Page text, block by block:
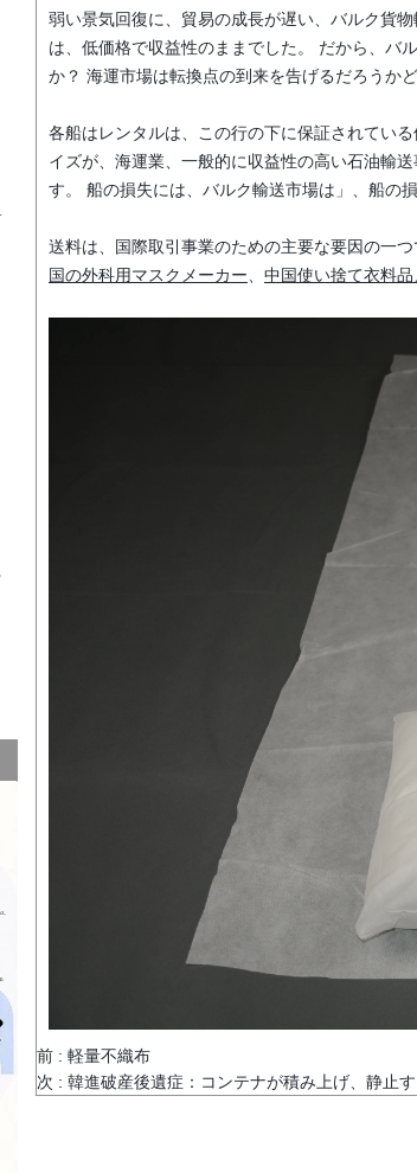
弱い景気回復に、貿易の成長が遅い、バルク貨
は、低価格で収益性のままでした。 だから、バ
か？ 海運市場は転換点の到来を告げるだろうか
各船はレンタルは、この行の下に保証されてい
イズが、海運業、一般的に収益性の高い石油輸
す。 船の損失には、バルク輸送市場は」、船の
送料は、国際取引事業のための主要な要因の一
国の外科用マスクメーカー
中国使い捨て衣料品
前 : 軽量不織布
次 : 韓進破産後遺症：コンテナが積み上げ、静止